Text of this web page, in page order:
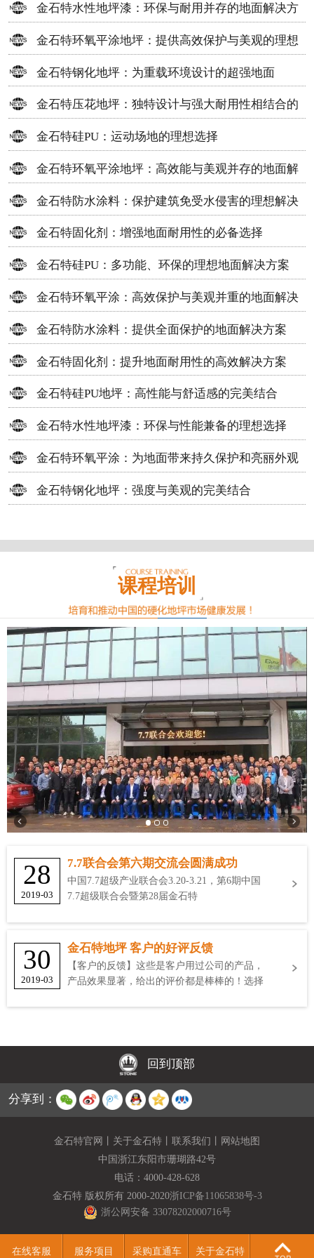
金石特水性地坪漆：环保与耐用并存的地面解决方
案
金石特环氧平涂地坪：提供高效保护与美观的理想
选择
金石特钢化地坪：为重载环境设计的超强地面
金石特压花地坪：独特设计与强大耐用性相结合的
地面材料
金石特硅PU：运动场地的理想选择
金石特环氧平涂地坪：高效能与美观并存的地面解
决方案
金石特防水涂料：保护建筑免受水侵害的理想解决
方案
金石特固化剂：增强地面耐用性的必备选择
金石特硅PU：多功能、环保的理想地面解决方案
金石特环氧平涂：高效保护与美观并重的地面解决
方案
金石特防水涂料：提供全面保护的地面解决方案
金石特固化剂：提升地面耐用性的高效解决方案
金石特硅PU地坪：高性能与舒适感的完美结合
金石特水性地坪漆：环保与性能兼备的理想选择
金石特环氧平涂：为地面带来持久保护和亮丽外观
金石特钢化地坪：强度与美观的完美结合
课程培训
28
2019-03
7.7联合会第六期交流会圆满成功
中国7.7超级产业联合会3.20-3.21，第6期中国
7.7超级联合会暨第28届金石特
30
2019-03
金石特地坪 客户的好评反馈
【客户的反馈】这些是客户用过公司的产品，
产品效果显著，给出的评价都是棒棒的！选择
回到顶部
分享到：
金石特官网 关于金石特 联系我们
网站地图
中国浙江东阳市珊瑚路42号
电话： 4000-428-628
金石特 版权所有 2000-2020浙ICP备11065838号-3
浙公网安备 33078202000716号
在线客服 服务项目 采购直通车 关于金石特